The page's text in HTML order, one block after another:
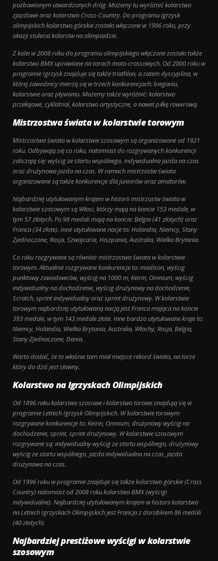
pozbawionym utwardzonych dróg. Możemy tu wyróżnić kolarstwo
zjazdowe oraz kolarstwo Cross-Country. Do programu igrzysk
olimpijskich kolarstwo górskie zostało włączone w 1996 roku, przy
okazji stulecia kolarstw na olimpiadzie.
Z kolei w 2008 roku do programu olimpijskiego włączone zostało także
kolarstwo BMX uprawiane na torach moto-crossowych. Od 2000 roku w
programie Igrzysk znajduje się także triathlon, a zatem dyscyplina, w
której zawodnicy mierzą się w trzech konkurencjach: bieganiu,
kolarstwie oraz pływaniu. Możemy także wyróżnić: kolarstwo
przełajowe, cyklotrial, kolarstwo artystyczne, a nawet piłkę rowerową.
Mistrzostwa świata w kolarstwie torowym
Mistrzostwa świata w kolarstwie szosowym są organizowane od 1921
roku. Odbywają się co roku, natomiast do rozgrywanych konkurencji
zaliczają się: wyścig ze startu wspólnego, indywidualna jazda na czas
oraz drużynowa jazda na czas. W ramach mistrzostw świata
organizowane są także konkurencje dla juniorów oraz amatorów.
Najbardziej utytułowanym krajem w historii mistrzostw świata w
kolarstwie szosowym są Włosi, którzy mają na koncie 153 medale, w
tym 57 złotych. Po 98 medali mają na koncie: Belgia (41 złotych) oraz
Franca (34 złote). Inne utytułowane nacje to: Holandia, Niemcy, Stany
Zjednoczone, Rosja, Szwajcaria, Hiszpania, Australia, Wielka Brytania.
Co roku rozgrywane są również mistrzostwa świata w kolarstwie
torowym. Aktualnie rozgrywane konkurencje to: madison, wyścig
punktowy zawodowców, wyścig na 1000 m, Keirin, Omnium, wyścig
indywidualny na dochodzenie, wyścig drużynowy na dochodzenie,
Scratch, sprint indywidualny oraz sprint drużynowy. W kolarstwie
torowym najbardziej utytułowaną nacją jest Franca mająca na koncie
393 medale, w tym 143 medale złote. Inne bardzo utytułowane kraje to:
Niemcy, Holandia, Wielka Brytania, Australia, Włochy, Rosja, Belgia,
Stany Zjednoczone, Dania.
Warto dodać, że to właśnie tam miał miejsce rekord świata, na torze
który do dziś jest sławny.
Kolarstwo na Igrzyskach Olimpijskich
Od 1896 roku kolarstwo szosowe i kolarstwo torowe znajdują się w
programie Letnich Igrzysk Olimpijskich. W kolarstwie torowym
rozgrywane konkurencje to: Keirin, Omnium, drużynowy wyścig na
dochodzenie, sprint, sprint drużynowy. W kolarstwie szosowym
rozgrywane są: indywidualny wyścig ze startu wspólnego, drużynowy
wyścig ze startu wspólnego, jazda indywidualna na czas, jazda
drużynowa na czas.
Od 1996 roku w programie znajduje się także kolarstwo górskie (Cross
Country) natomiast od 2008 roku kolarstwo BMX (wyścigi
indywidualne). Najbardziej utytułowanym krajem w historii kolarstwa
na Letnich Igrzyskach Olimpijskich jest Francja z dorobkiem 86 medali
(40 złotych).
Najbardziej prestiżowe wyścigi w kolarstwie
szosowym